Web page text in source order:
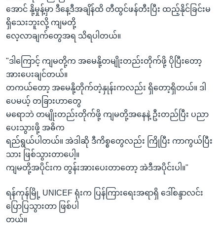
အောင် နို့မှုန့်မှာ ဒီနေ့ဒီအချိန်ထိ တီထွင်ဖန်တီးပြီး ထည့်နိုင်ခြင်းမ
ရှိသေးဘူးလို့ ကျမတို့
လေ့လာချက်တွေအရ သိရပါတယ်။
"ဒါကြောင့် ကျမတို့က အမေနို့တမျိုးတည်းတိုက်ဖို့ ပိုပြီးတော့
အားပေးချင်တယ်။
တကယ်တော့ အမေနို့တိုက်တဲ့နှုန်းကလည်း ရှိတော့ရှိတယ်။ ဒါ
ပေမယ့် တခြားဟာတွေ
မရောဘဲ တမျိုးတည်းတိုက်ဖို့ ကျမတို့အနေနဲ့ ဦးတည်ပြီး ပညာ
ပေးသွားဖို့ အဓိက
ရည်ရွယ်ပါတယ်။ အဲဒါဆို ဒီကိစ္စတွေလည်း ကြိုပြီး ကာကွယ်ပြီး
သား ဖြစ်သွားတာပေါ့။
ကျမတို့အပိုင်းက တွန်းအားပေးတာတော့ အဲဒီအပိုင်းပါ။"
ရန်ကုန်မြို့ UNICEF ရုံးက ပြန်ကြားရေးအရာရှိ ဒေါ်စန္ဒာလင်း
ပြောပြသွားတာ ဖြစ်ပါ
တယ်။